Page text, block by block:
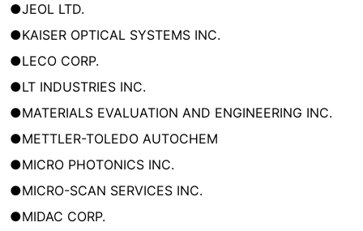
●JEOL LTD.
●KAISER OPTICAL SYSTEMS INC.
●LECO CORP.
●LT INDUSTRIES INC.
●MATERIALS EVALUATION AND ENGINEERING INC.
●METTLER-TOLEDO AUTOCHEM
●MICRO PHOTONICS INC.
●MICRO-SCAN SERVICES INC.
●MIDAC CORP.